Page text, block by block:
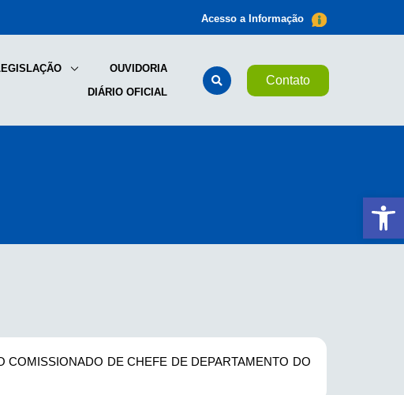
Acesso a Informação
OUVIDORIA
DIÁRIO OFICIAL
Contato
DE CHEFE DE DEPARTAMENTO DO